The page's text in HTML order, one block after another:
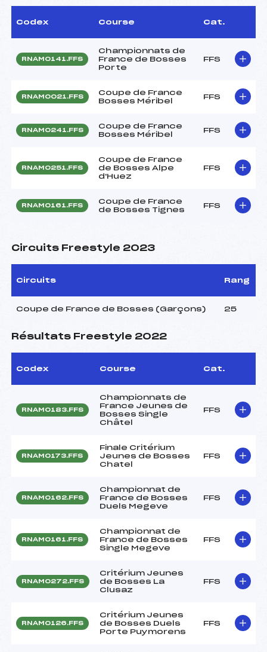
Codex Course Cat.
RNAM0141.FFS
Championnats de
France de Bosses
Porte
FFS
RNAM0021.FFS
Coupe de France
Bosses Méribel
FFS
RNAM0241.FFS
Coupe de France
Bosses Méribel
FFS
RNAM0251.FFS
Coupe de France
de Bosses Alpe
d'Huez
FFS
RNAM0161.FFS
Coupe de France
de Bosses Tignes
FFS
Circuits Freestyle 2023
Circuits Rang
Coupe de France de Bosses (Garçons) 25
Résultats Freestyle 2022
Codex Course Cat.
RNAM0183.FFS
Championnats de
France Jeunes de
Bosses Single
Châtel
FFS
RNAM0173.FFS
Finale Critérium
Jeunes de Bosses
Chatel
FFS
RNAM0162.FFS
Championnat de
France de Bosses
Duels Megeve
FFS
RNAM0161.FFS
Championnat de
France de Bosses
Single Megeve
FFS
RNAM0272.FFS
Critérium Jeunes
de Bosses La
Clusaz
FFS
RNAM0126.FFS
Critérium Jeunes
de Bosses Duels
Porte Puymorens
FFS